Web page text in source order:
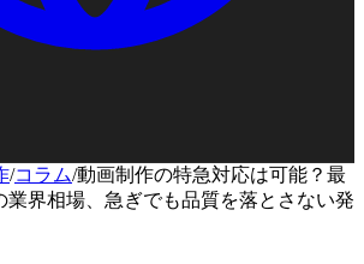
/コラム/動画制作の特急対応は可能？最
業界相場、急ぎでも品質を落とさない発